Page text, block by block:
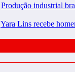
Produção industrial
Yara Lins recebe